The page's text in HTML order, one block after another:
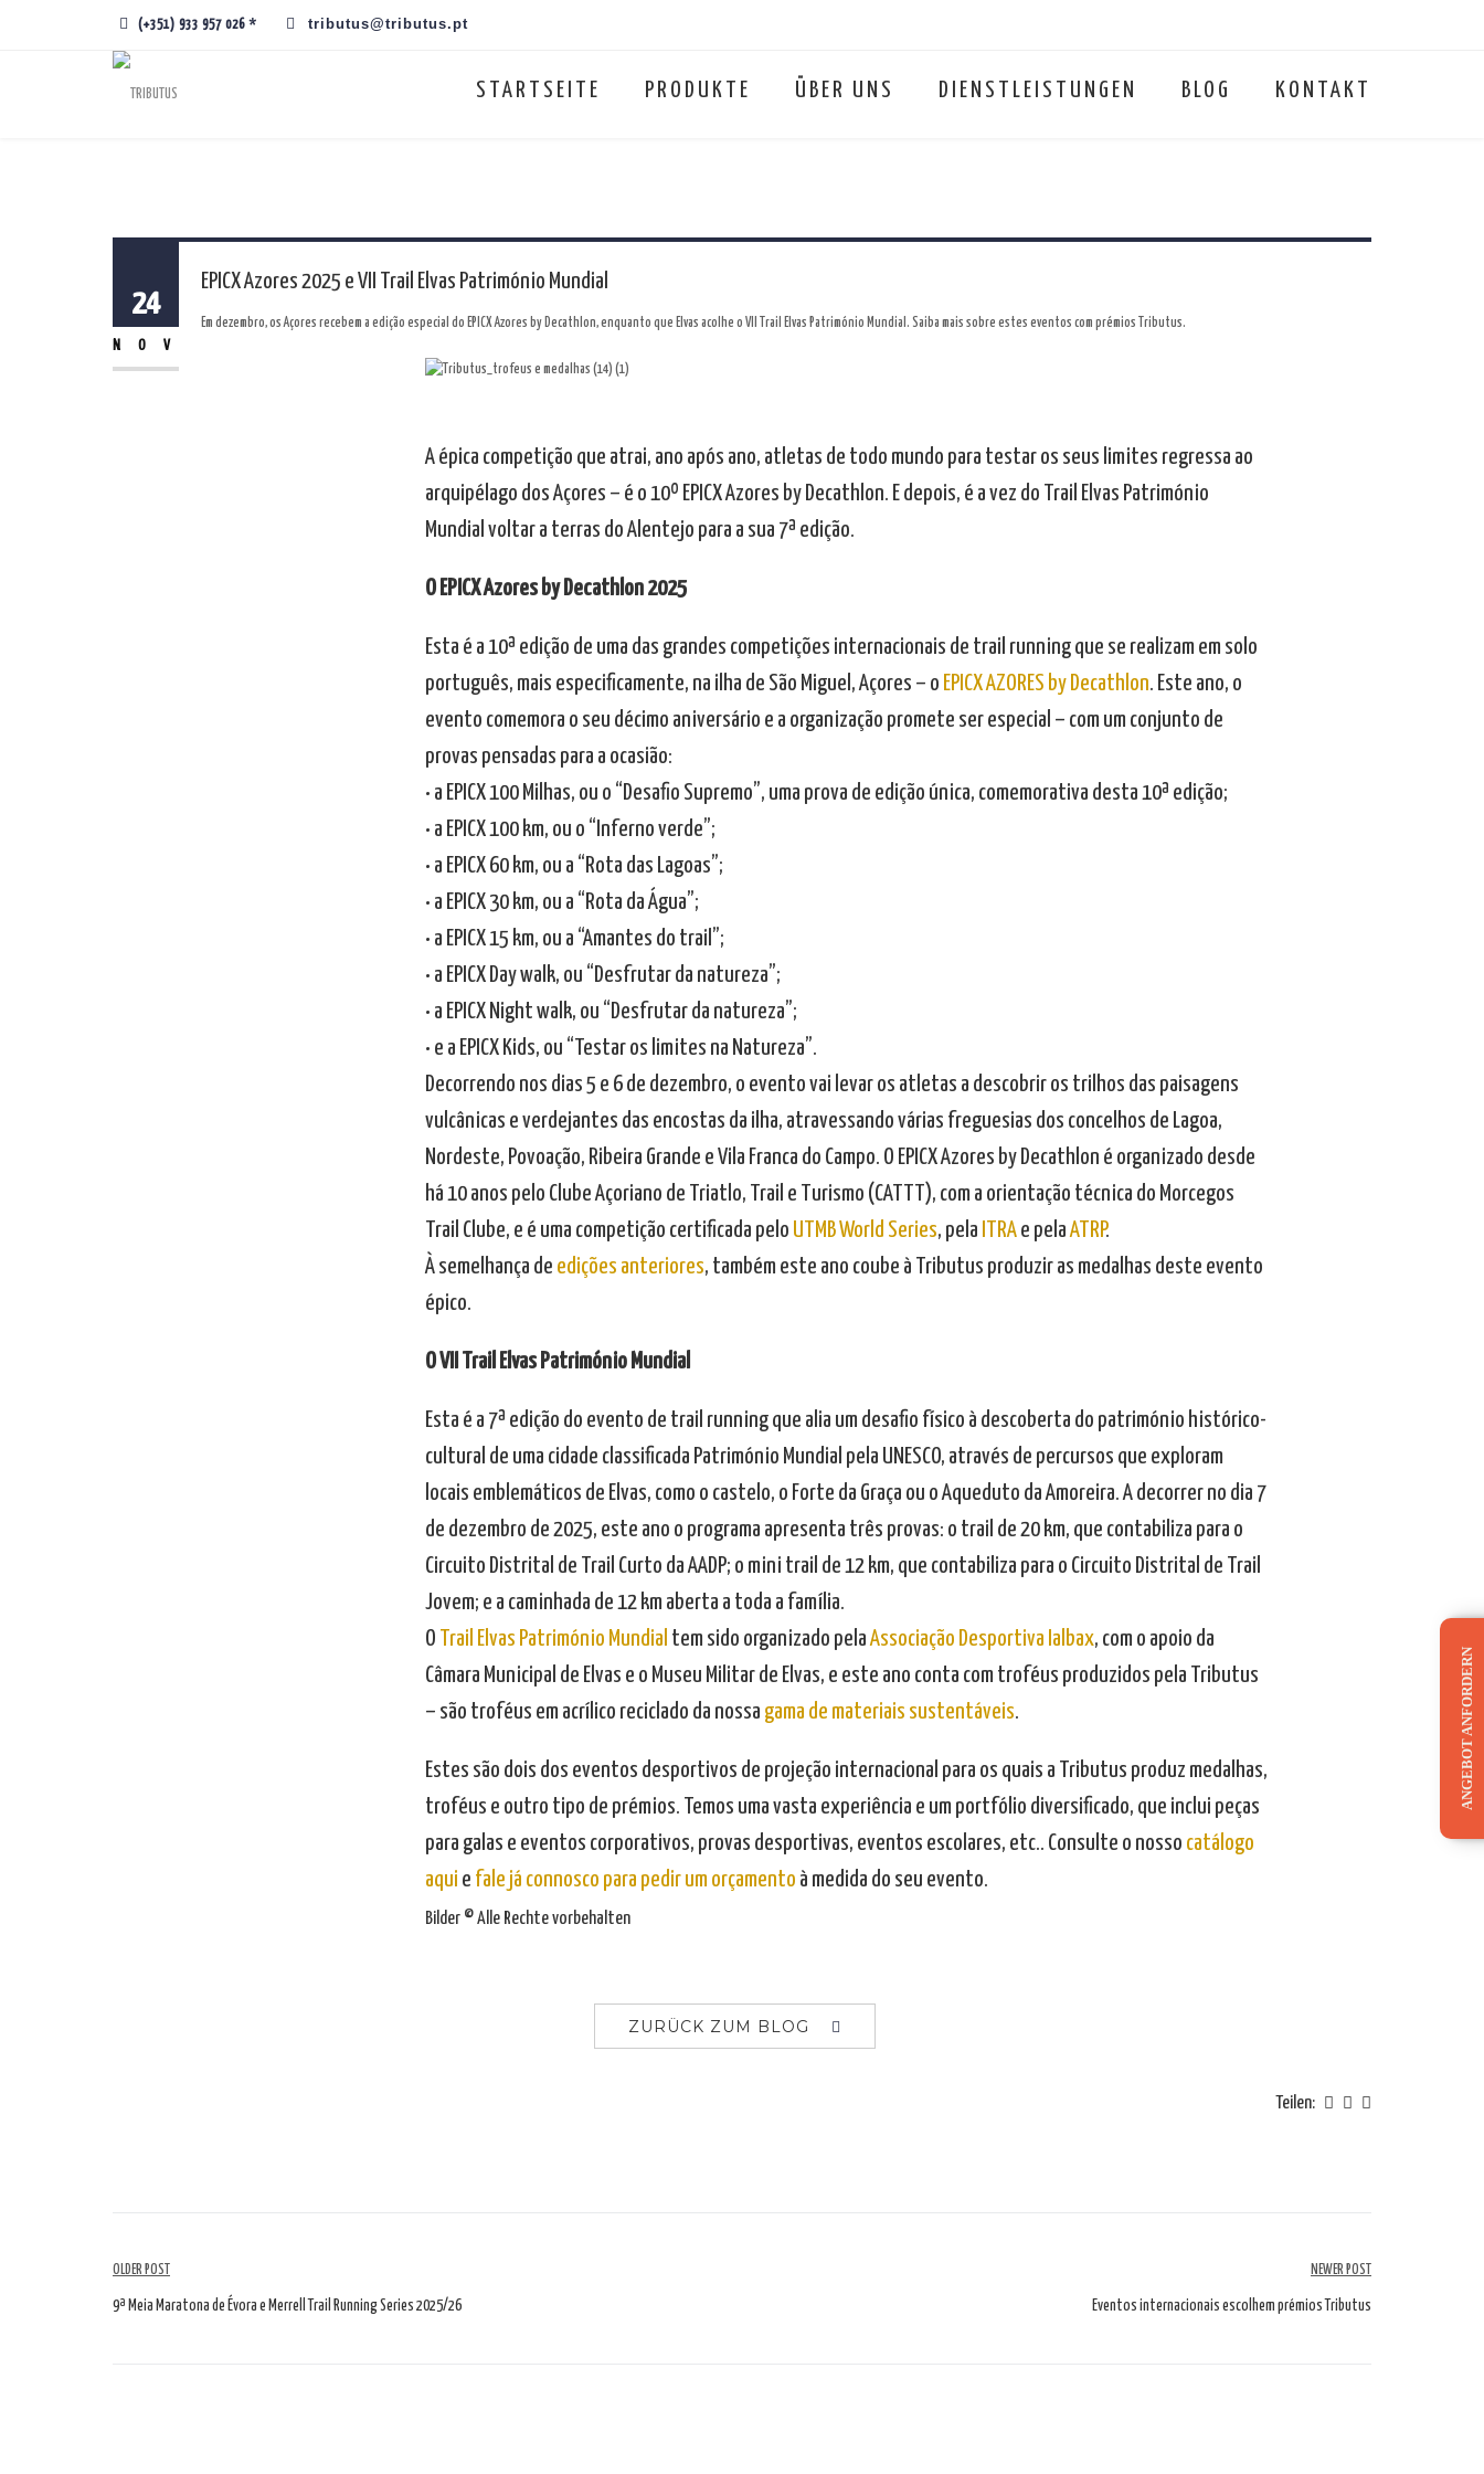
(+351) 933 957 026 * tributus@tributus.pt
STARTSEITE PRODUKTE ÜBER UNS DIENSTLEISTUNGEN BLOG KONTAKT
24
NOV
EPICX Azores 2025 e VII Trail Elvas Património Mundial
Em dezembro, os Açores recebem a edição especial do EPICX Azores by Decathlon, enquanto que Elvas acolhe o VII Trail Elvas Património Mundial. Saiba mais sobre estes eventos com prémios Tributus.
A épica competição que atrai, ano após ano, atletas de todo mundo para testar os seus limites regressa ao
arquipélago dos Açores – é o 10º EPICX Azores by Decathlon. E depois, é a vez do Trail Elvas Património
Mundial voltar a terras do Alentejo para a sua 7ª edição.
O EPICX Azores by Decathlon 2025
Esta é a 10ª edição de uma das grandes competições internacionais de trail running que se realizam em solo
português, mais especificamente, na ilha de São Miguel, Açores – o EPICX AZORES by Decathlon. Este ano, o
evento comemora o seu décimo aniversário e a organização promete ser especial – com um conjunto de
provas pensadas para a ocasião:
• a EPICX 100 Milhas, ou o “Desafio Supremo”, uma prova de edição única, comemorativa desta 10ª edição;
• a EPICX 100 km, ou o “Inferno verde”;
• a EPICX 60 km, ou a “Rota das Lagoas”;
• a EPICX 30 km, ou a “Rota da Água”;
• a EPICX 15 km, ou a “Amantes do trail”;
• a EPICX Day walk, ou “Desfrutar da natureza”;
• a EPICX Night walk, ou “Desfrutar da natureza”;
• e a EPICX Kids, ou “Testar os limites na Natureza”.
Decorrendo nos dias 5 e 6 de dezembro, o evento vai levar os atletas a descobrir os trilhos das paisagens
vulcânicas e verdejantes das encostas da ilha, atravessando várias freguesias dos concelhos de Lagoa,
Nordeste, Povoação, Ribeira Grande e Vila Franca do Campo. O EPICX Azores by Decathlon é organizado desde
há 10 anos pelo Clube Açoriano de Triatlo, Trail e Turismo (CATTT), com a orientação técnica do Morcegos
Trail Clube, e é uma competição certificada pelo UTMB World Series, pela ITRAe pelaATRP.
À semelhança de edições anteriores, também este ano coube à Tributus produzir as medalhas deste evento
épico.
O VII Trail Elvas Património Mundial
Esta é a 7ª edição do evento de trail running que alia um desafio físico à descoberta do património histórico-
cultural de uma cidade classificada Património Mundial pela UNESCO, através de percursos que exploram
locais emblemáticos de Elvas, como o castelo, o Forte da Graça ou o Aqueduto da Amoreira. A decorrer no dia 7
de dezembro de 2025, este ano o programa apresenta três provas: o trail de 20 km, que contabiliza para o
Circuito Distrital de Trail Curto da AADP; o mini trail de 12 km, que contabiliza para o Circuito Distrital de Trail
Jovem; e a caminhada de 12 km aberta a toda a família.
O
Trail Elvas Património Mundial tem sido organizado pelaAssociação Desportiva Ialbax, com o apoio da
Câmara Municipal de Elvas e o Museu Militar de Elvas, e este ano conta com troféus produzidos pela Tributus
– são troféus em acrílico reciclado da nossa gama de materiais sustentáveis.
Estes são dois dos eventos desportivos de projeção internacional para os quais a Tributus produz medalhas,
troféus e outro tipo de prémios. Temos uma vasta experiência e um portfólio diversificado, que inclui peças
para galas e eventos corporativos, provas desportivas, eventos escolares, etc.. Consulte o nosso catálogo
aqui e fale já connosco para pedir um orçamento à medida do seu evento.
Bilder © Alle Rechte vorbehalten
ZURÜCK ZUM BLOG
Teilen:
Artikelübersicht
OLDER POST
9ª Meia Maratona de Évora e Merrell Trail Running Series 2025/26
NEWER POST
Eventos internacionais escolhem prémios Tributus
ANGEBOT ANFORDERN